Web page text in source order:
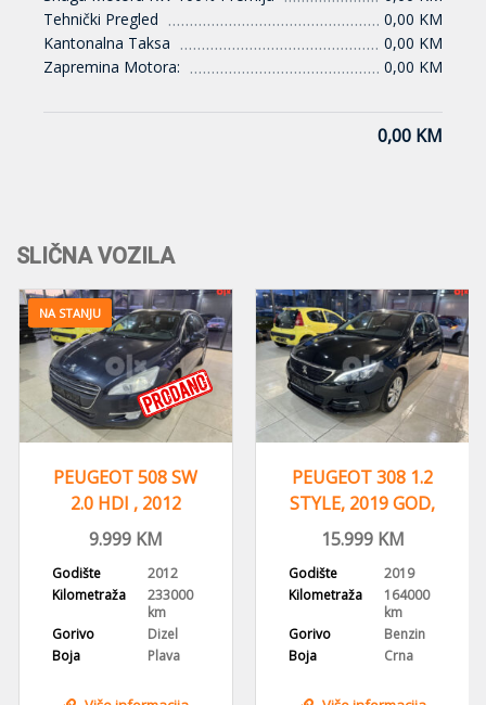
Tehnički Pregled
0,00 KM
Kantonalna Taksa
0,00 KM
Zapremina Motora:
0,00 KM
0,00 KM
SLIČNA VOZILA
NA STANJU
PEUGEOT 508 SW
2.0 HDI , 2012
GODINA, NAVI,HEAD
9.999KM
Godište
2012
Kilometraža
233000
km
Gorivo
Dizel
Boja
Plava
PEUGEOT 308 1.2
STYLE, 2019 GOD,
NAVIGACIJA,ALU
15.999KM
Godište
2019
Kilometraža
164000
km
Gorivo
Benzin
Boja
Crna